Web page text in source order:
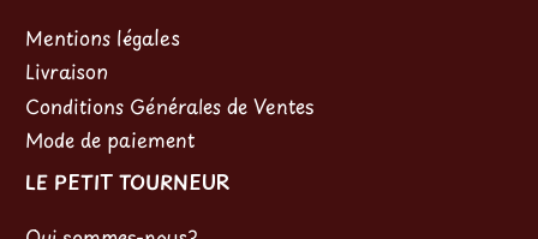
Mentions légales
Livraison
Conditions Générales de Ventes
Mode de paiement
LE PETIT TOURNEUR